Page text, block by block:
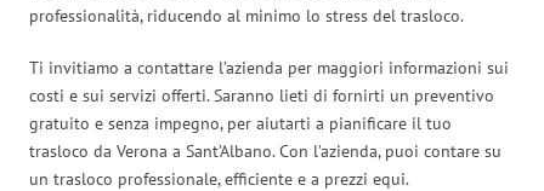
professionalità, riducendo al minimo lo stress del trasloco.
Ti invitiamo a contattare l’azienda per maggiori informazioni sui
costi e sui servizi offerti. Saranno lieti di fornirti un preventivo
gratuito e senza impegno, per aiutarti a pianificare il tuo
trasloco da Verona a Sant’Albano. Con l’azienda, puoi contare su
un trasloco professionale, efficiente e a prezzi equi.